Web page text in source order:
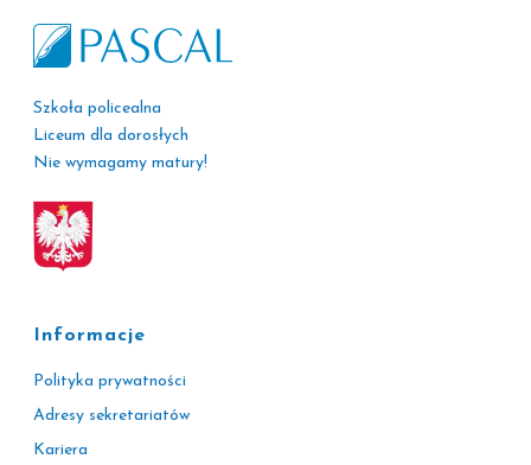
Szkoła policealna
Liceum dla dorosłych
Nie wymagamy matury!
Informacje
Polityka prywatności
Adresy sekretariatów
Kariera